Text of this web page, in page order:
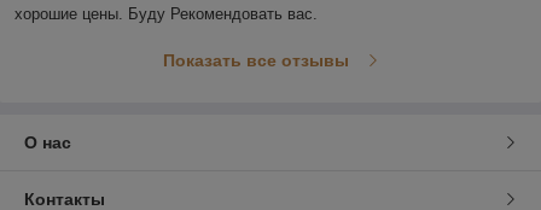
хорошие цены. Буду Рекомендовать вас.
Показать все отзывы
О нас
Контакты